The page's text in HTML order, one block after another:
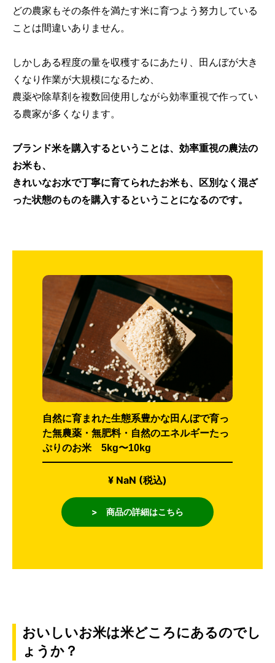
どの農家もその条件を満たす米に育つよう努力している
ことは間違いありません。
しかしある程度の量を収穫するにあたり、田んぼが大き
くなり作業が大規模になるため、
農薬や除草剤を複数回使用しながら効率重視で作ってい
る農家が多くなります。
ブランド米を購入するということは、効率重視の農法の
お米も、
きれいなお水で丁寧に育てられたお米も、区別なく混ざ
った状態のものを購入するということになるのです。
自然に育まれた生態系豊かな田んぼで育っ
た無農薬・無肥料・自然のエネルギーたっ
ぷりのお米 5kg〜10kg
¥ NaN (税込)
> 商品の詳細はこちら
おいしいお米は米どころにあるのでし
ょうか？